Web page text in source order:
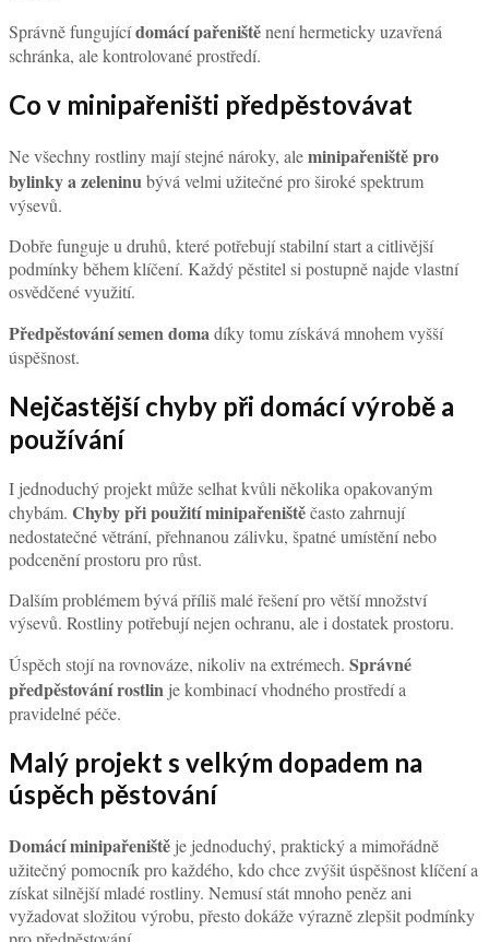
Správně fungujícídomácí pařeništěnení hermeticky uzavřená
schránka, ale kontrolované prostředí.
Co v minipařeništi předpěstovávat
Ne všechny rostliny mají stejné nároky, aleminipařeniště pro
bylinky a zeleninubývá velmi užitečné pro široké spektrum
výsevů.
Dobře funguje u druhů, které potřebují stabilní start a citlivější
podmínky během klíčení. Každý pěstitel si postupně najde vlastní
osvědčené využití.
Předpěstování semen domadíky tomu získává mnohem vyšší
úspěšnost.
Nejčastější chyby při domácí výrobě a
používání
I jednoduchý projekt může selhat kvůli několika opakovaným
chybám. Chyby při použití minipařeništěčasto zahrnují
nedostatečné větrání, přehnanou zálivku, špatné umístění nebo
podcenění prostoru pro růst.
Dalším problémem bývá příliš malé řešení pro větší množství
výsevů. Rostliny potřebují nejen ochranu, ale i dostatek prostoru.
Úspěch stojí na rovnováze, nikoliv na extrémech. Správné
předpěstování rostlin je kombinací vhodného prostředí a
pravidelné péče.
Malý projekt s velkým dopadem na
úspěch pěstování
Domácí minipařeniště je jednoduchý, praktický a mimořádně
užitečný pomocník pro každého, kdo chce zvýšit úspěšnost klíčení a
získat silnější mladé rostliny. Nemusí stát mnoho peněz ani
vyžadovat složitou výrobu, přesto dokáže výrazně zlepšit podmínky